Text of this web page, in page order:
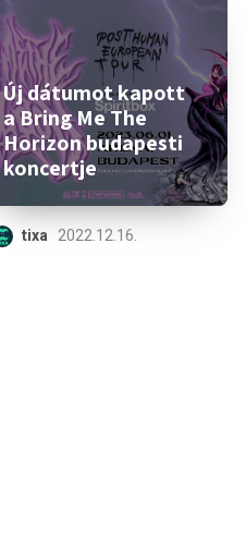
Új dátumot kapott
a Bring Me The
Horizon budapesti
koncertje
tixa 2022.12.16.